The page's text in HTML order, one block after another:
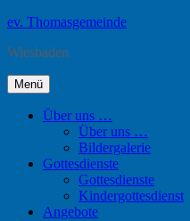
Zum
springen
ev. Thomasgemeinde
Wiesbaden
Menü
Über uns …
Über uns …
Bildergalerie
Gottesdienste
Gottesdienste
Kindergottesdienst
Angebote